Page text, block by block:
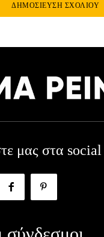
μας στα